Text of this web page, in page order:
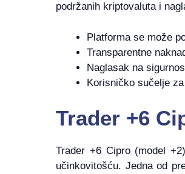
podržanih kriptovaluta i
Platforma se može
Transparentne
Naglasak na
Korisničko sučelje
Trader +6
Trader +6 Cipro (model
učinkovitošću. Jedna od